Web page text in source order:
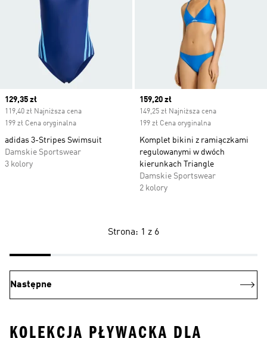
Current price
129,35 zł
119,40 zł Najniższa cena
199 zł Cena oryginalna
adidas 3-Stripes Swimsuit
Damskie Sportswear
3 kolory
Current price
159,20 zł
149,25 zł Najniższa cena
199 zł Cena oryginalna
Komplet bikini z ramiączkami
regulowanymi w dwóch
kierunkach Triangle
Damskie Sportswear
2 kolory
Strona: 1 z 6
Następne
KOLEKCJA PŁYWACKA DLA